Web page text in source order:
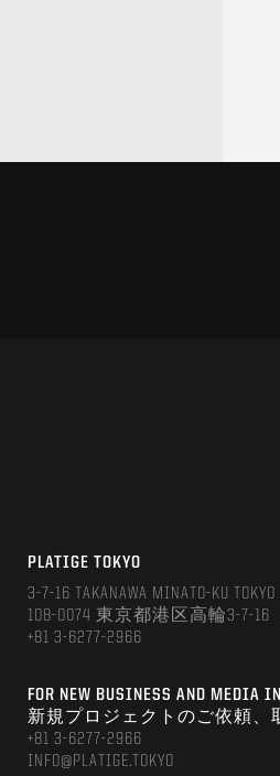
PLATIGE TOKYO
3-7-16 TAKANAWA MINATO-KU
108-0074 東京都港区高輪3-7-16
+81 3-6277-2966
FOR NEW BUSINESS AND MEDIA
新規プロジェクトのご依頼、
+81 3-6277-2966
INFO@PLATIGE.TOKYO